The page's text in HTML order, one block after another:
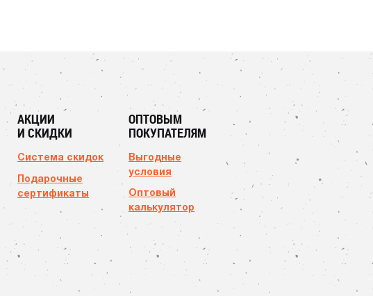
АКЦИИ
И СКИДКИ
Система скидок
Подарочные
сертификаты
ОПТОВЫМ
ПОКУПАТЕЛЯМ
Выгодные
условия
Оптовый
калькулятор